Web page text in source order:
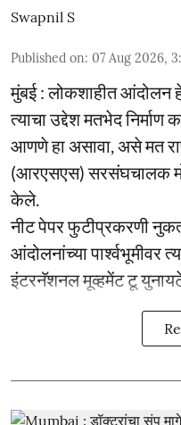
Swapnil S
Published on: 07 Aug 2026,
मुंबई : लोकशाहीत आंदोलन
त्याचा उद्देश मतभेद
आणणे हा असावा, असे मत
(आरएसएस) सरसंघचालक
केले.
नीट पेपर फुटीप्रकरणी
आंदोलनांच्या पार्श्वभूमीवर
इंटरनॅशनल मूव्हमेंट टू